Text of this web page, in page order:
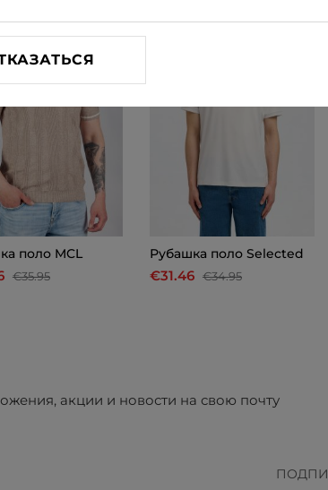
поло MCL
€35.95
-10%
Рубашкa поло Selected
€31.46 €34.95
акции и новости на свою почту